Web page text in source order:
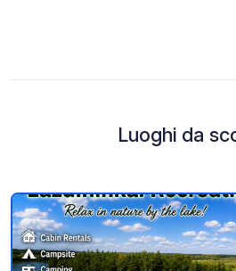
Luoghi da